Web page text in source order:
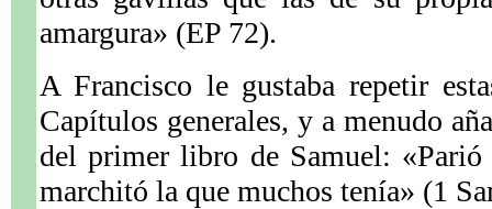
amargura» (EP 72).
A Francisco le gustaba repetir
Capítulos generales, y a menudo
del primer libro de Samuel:
marchitó la que muchos tenía» (1